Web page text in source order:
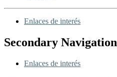
Enlaces de interés
Secondary Navigation
Enlaces de interés